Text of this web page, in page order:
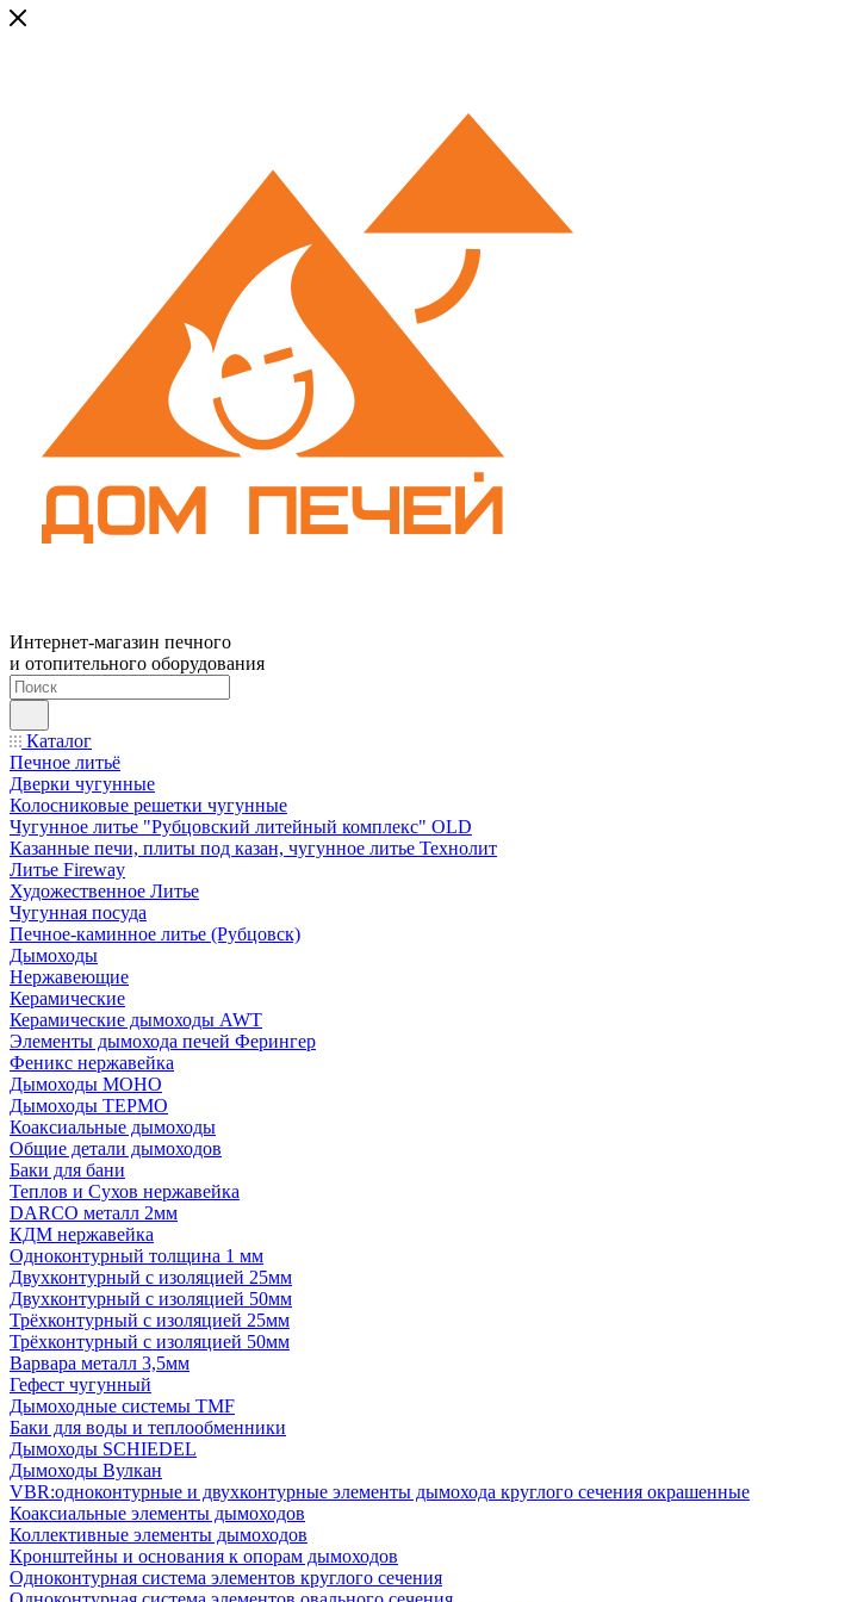
Интернет-магазин печного
и отопительного оборудования
Каталог
Печное литьё
Дверки чугунные
Колосниковые решетки чугунные
Чугунное литье "Рубцовский литейный комплекс" OLD
Казанные печи, плиты под казан, чугунное литье Технолит
Литье Fireway
Художественное Литье
Чугунная посуда
Печное-каминное литье (Рубцовск)
Дымоходы
Нержавеющие
Керамические
Керамические дымоходы AWT
Элементы дымохода печей Ферингер
Феникс нержавейка
Дымоходы МОНО
Дымоходы ТЕРМО
Коаксиальные дымоходы
Общие детали дымоходов
Баки для бани
Теплов и Сухов нержавейка
DARCO металл 2мм
КДМ нержавейка
Одноконтурный толщина 1 мм
Двухконтурный с изоляцией 25мм
Двухконтурный с изоляцией 50мм
Трёхконтурный с изоляцией 25мм
Трёхконтурный с изоляцией 50мм
Варвара металл 3,5мм
Гефест чугунный
Дымоходные системы TMF
Баки для воды и теплообменники
Дымоходы SCHIEDEL
Дымоходы Вулкан
VBR:одноконтурные и двухконтурные элементы дымохода круглого сечения окрашенные
Коаксиальные элементы дымоходов
Коллективные элементы дымоходов
Кронштейны и основания к опорам дымоходов
Одноконтурная система элементов круглого сечения